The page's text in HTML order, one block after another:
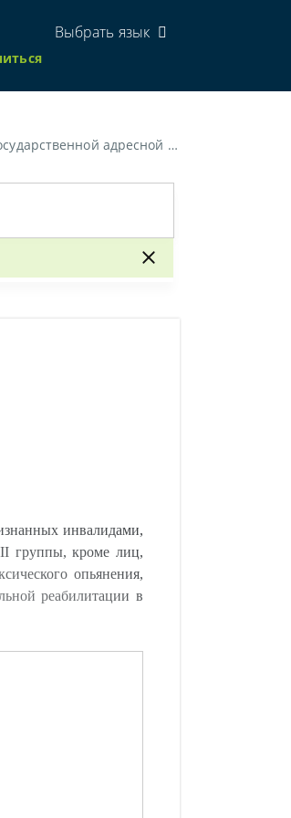
Выбрать язык
социальной помощи»
инвалидами,
группы, кроме лиц,
опьянения,
реабилитации в